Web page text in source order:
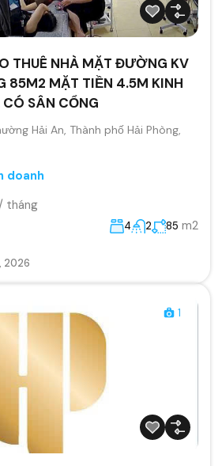
THUÊ NHÀ MẶT ĐƯỜNG KV
85M2 MẶT TIỀN 4.5M KINH
SÂN CỔNG
Hải An, Thành phố Hải Phòng,
doanh
tháng
4 2 85 m2
2026
1